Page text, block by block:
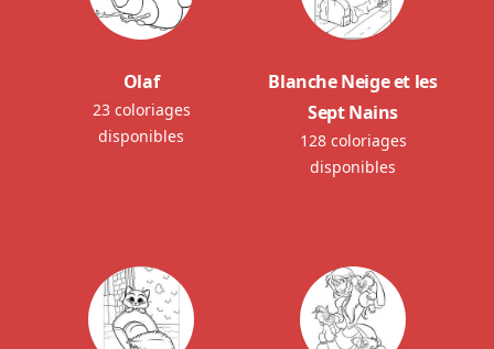
Olaf
23 coloriages
disponibles
Blanche Neige et les
Sept Nains
128 coloriages
disponibles